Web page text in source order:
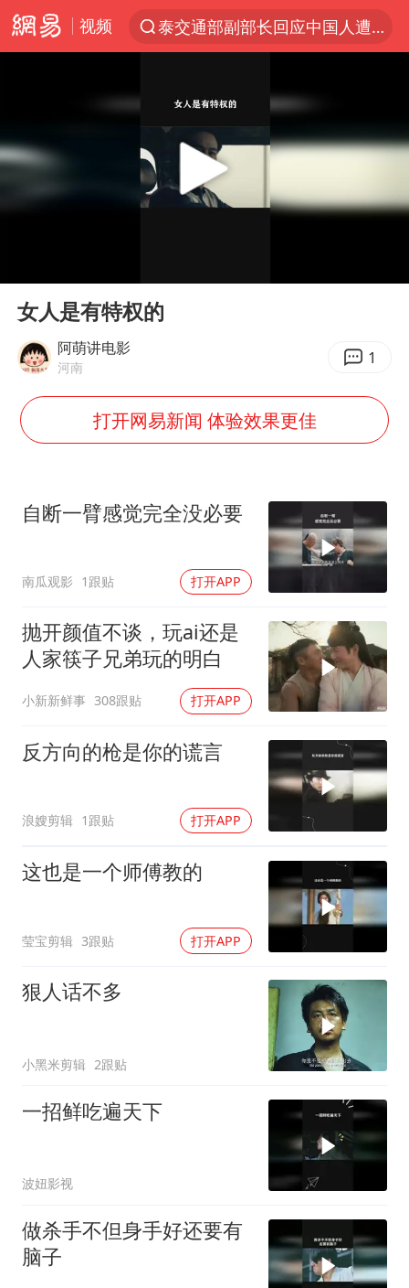
视频
泰交通部副部长回应中国人遭歧视手势
改名后的“青海拉面”店
俄称欧洲若想和平解决冲突应停止援乌
台军“汉光秀”开场闹剧多
泸溪河：桃酥吃出金属牙冠视频不实
男子结婚8年3个女儿均非亲生
男子杀人后逃进深山21年活得像野人
985博士后被曝在妻子孕期出轨后续
47岁妈妈突然产女 26岁女儿：很震惊
97岁英国奶奶飞上天再破吉尼斯纪录
“中国蔬菜之乡”最高温达41.8℃
如何把百年大党建设得更加坚强有力？
Play
女人是有特权的
阿萌讲电影
河南 1
打开网易新闻 体验效果更佳
自断一臂感觉完全没必要
南瓜观影 1跟贴 打开APP
抛开颜值不谈，玩ai还是
人家筷子兄弟玩的明白
小新新鲜事 308跟贴 打开APP
反方向的枪是你的谎言
浪嫂剪辑 1跟贴 打开APP
这也是一个师傅教的
莹宝剪辑 3跟贴 打开APP
狠人话不多
小黑米剪辑 2跟贴
一招鲜吃遍天下
波妞影视
做杀手不但身手好还要有
脑子